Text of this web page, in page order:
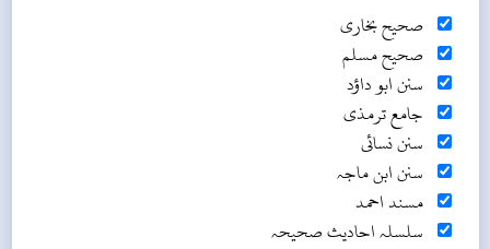
صحیح بخاری
صحیح مسلم
سنن ابو داؤد
جامع ترمذی
سنن نسائی
سنن ابن ماجہ
مسند احمد
سلسلہ احادیث صحیحہ